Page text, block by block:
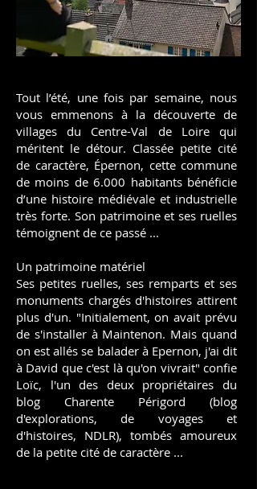
Tout l’été, une fois par semaine, nous
vous emmenons à la découverte de
villages du Centre-Val de Loire qui
méritent le détour. Classée petite cité
de caractère, Épernon, cette commune
de moins de 6.000 habitants bénéficie
d’une histoire médiévale et industrielle
très forte. Son patrimoine et ses ruelles
témoignent de ce passé ...
Un patrimoine matériel​
Ses petites ruelles, ses remparts et ses
monuments chargés d'histoires attirent
plus d'un. "Initialement, on avait prévu
de s'installer à Maintenon. Mais quand
on est allés se balader à Epernon, j'ai dit
à David que c'est là qu'on vivrait" confie
Loïc, l'un des deux propriétaires du
blog Charente Périgord (blog
d'explorations, de voyages et
d'histoires, NDLR), tombés amoureux
de la petite cité de caractère ...